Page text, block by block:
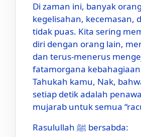
Di zaman ini, banyak
kegelisahan, kecemasan,
tidak puas. Kita sering
diri dengan orang lain,
dan terus-menerus
fatamorgana
Tahukah kamu, Nak,
setiap detik adalah
mujarab untuk semua
Rasulullah ﷺ bersabda: